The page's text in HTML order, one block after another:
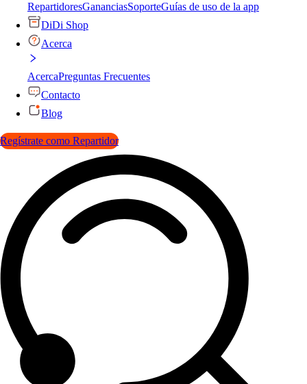
RepartidoresGananciasSoporteGuías de uso de la app
DiDi Shop
Acerca
AcercaPreguntas Frecuentes
Contacto
Blog
Regístrate como Repartidor